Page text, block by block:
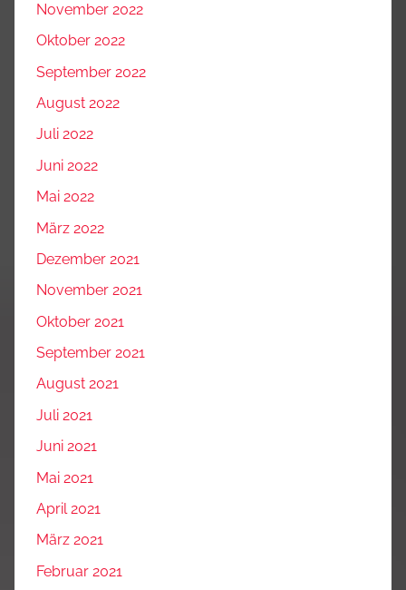
November 2022
Oktober 2022
September 2022
August 2022
Juli 2022
Juni 2022
Mai 2022
März 2022
Dezember 2021
November 2021
Oktober 2021
September 2021
August 2021
Juli 2021
Juni 2021
Mai 2021
April 2021
März 2021
Februar 2021